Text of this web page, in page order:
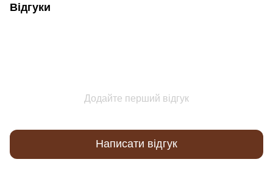
Відгуки
Додайте перший відгук
Написати відгук